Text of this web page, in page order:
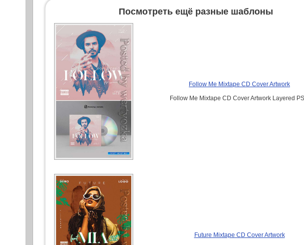
Посмотреть ещё разные шаблоны
Follow Me Mixtape CD Cover Artwork
Follow Me Mixtape CD Cover Artwork Layered
Future Mixtape CD Cover Artwork